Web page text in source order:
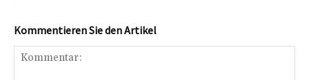
Kommentieren Sie den Artikel